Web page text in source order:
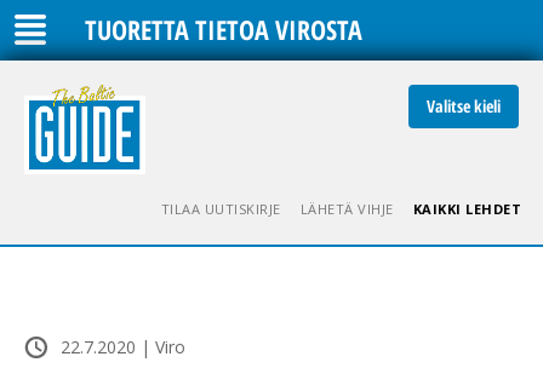
TUORETTA TIETOA VIROSTA
Valitse kieli
TILAA UUTISKIRJE LÄHETÄ VIHJE KAIKKI LEHDET
22.7.2020 | Viro